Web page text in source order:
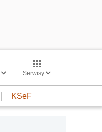
Serwisy
KSeF